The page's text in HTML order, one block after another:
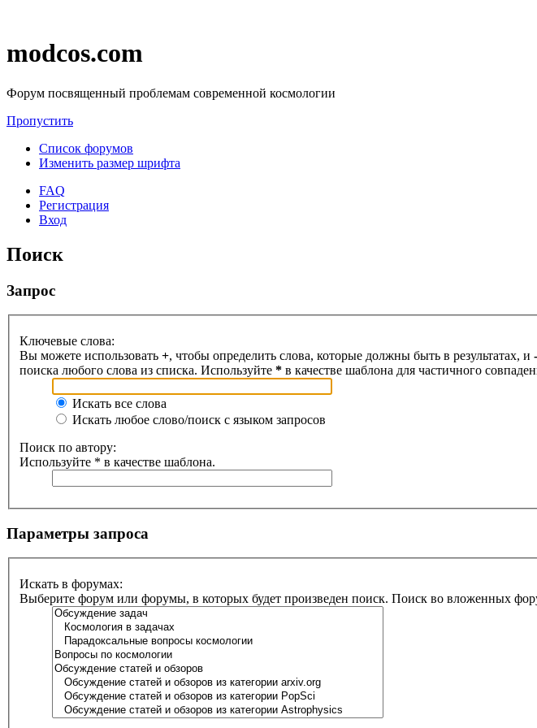
modcos.com
Форум посвященный проблемам современной космологии
Пропустить
Список форумов
Изменить размер шрифта
FAQ
Регистрация
Вход
Поиск
Запрос
Ключевые слова:
Вы можете использовать +, чтобы определить слова, которые должны быть в результатах, и -
поиска любого слова из списка. Используйте * в качестве шаблона для частичного
Искать все слова
Искать любое слово/поиск с языком запросов
Поиск по автору:
Используйте * в качестве шаблона.
Параметры запроса
Искать в форумах:
Выберите форум или форумы, в которых будет произведен поиск. Поиск во вложенных